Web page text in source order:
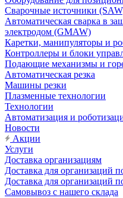
Сварочные источники
Автоматическая сварка в
электродом (GMAW)
Каретки, манипуляторы и
Контроллеры и блоки
Подающие механизмы и
Автоматическая резка
Машины резки
Плазменные технологии
Технологии
Автоматизация и
Новости
Акции
Услуги
Доставка организациям
Доставка для организаций
Доставка для организаций
Самовывоз с нашего склада